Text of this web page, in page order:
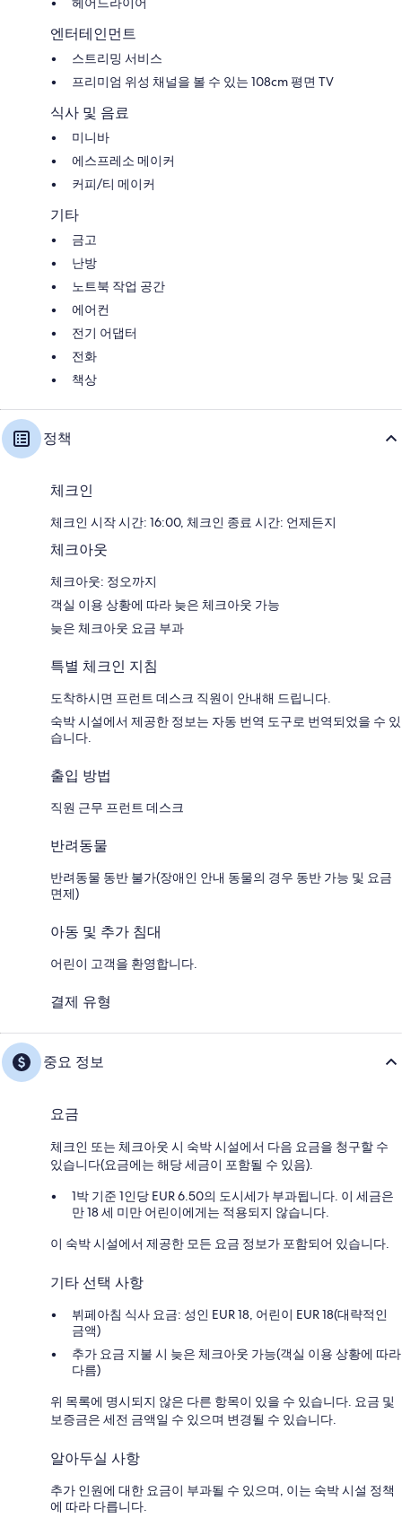
엔터테인먼트
스트리밍 서비스
프리미엄 위성 채널을 볼 수 있는 108cm 평면 TV
식사 및 음료
미니바
에스프레소 메이커
커피/티 메이커
기타
금고
난방
노트북 작업 공간
에어컨
전기 어댑터
전화
책상
정책
체크인
체크인 시작 시간: 16:00, 체크인 종료 시간: 언제든지
체크아웃
체크아웃: 정오까지
객실 이용 상황에 따라 늦은 체크아웃 가능
늦은 체크아웃 요금 부과
특별 체크인 지침
도착하시면 프런트 데스크 직원이 안내해 드립니다.
숙박 시설에서 제공한 정보는 자동 번역 도구로 번역되었을 수 있
습니다.
출입 방법
직원 근무 프런트 데스크
반려동물
반려동물 동반 불가(장애인 안내 동물의 경우 동반 가능 및 요금
면제)
아동 및 추가 침대
어린이 고객을 환영합니다.
결제 유형
중요 정보
요금
체크인 또는 체크아웃 시 숙박 시설에서 다음 요금을 청구할 수
있습니다(요금에는 해당 세금이 포함될 수 있음).
1박 기준 1인당 EUR 6.50의 도시세가 부과됩니다. 이 세금은
만 18 세 미만 어린이에게는 적용되지 않습니다.
이 숙박 시설에서 제공한 모든 요금 정보가 포함되어 있습니다.
기타 선택 사항
뷔페아침 식사 요금: 성인 EUR 18, 어린이 EUR 18(대략적인
금액)
추가 요금 지불 시 늦은 체크아웃 가능(객실 이용 상황에 따라
다름)
위 목록에 명시되지 않은 다른 항목이 있을 수 있습니다. 요금 및
보증금은 세전 금액일 수 있으며 변경될 수 있습니다.
알아두실 사항
추가 인원에 대한 요금이 부과될 수 있으며, 이는 숙박 시설 정책
에 따라 다릅니다.